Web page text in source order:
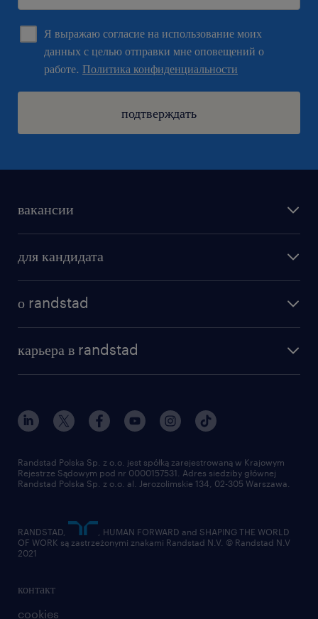
Я выражаю согласие на использование моих
данных с целью отправки мне оповещений о
работе. Политика конфиденциальности
подтверждать
вакансии
бонусы для работников
для кандидата
о randstad
институт исследований randstad
для медиа
для поставщиков
карьера в randstad
наш мир
работа в randstad
отправить резюме
контакт
cookies
Randstad Polska Sp. z o.o. jest spółką zarejestrowaną w Krajowym
Rejestrze Sądowym pod nr 0000157531. Adres siedziby głównej
Randstad Polska Sp. z o.o. al. Jerozolimskie 134, 02-305 Warszawa.
RANDSTAD,
, HUMAN FORWARD and SHAPING THE WORLD
OF WORK są zastrzeżonymi znakami Randstad N.V. © Randstad N.V
2021